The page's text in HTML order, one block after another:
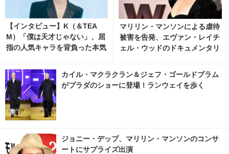
【インタビュー】K（＆TEA
M）「僕は天才じゃない」、屈
指の人気キャラを背負った本気
nemacafe.net
マリリン・マンソンによる虐待
被害を告発、エヴァン・レイチ
ェル・ウッドのドキュメンタリ
カイル・マクラクラン＆ジェフ・ゴールドブラム
がプラダのショーに登場！ランウェイを歩く
ジョニー・デップ、マリリン・マンソンのコンサ
ートにサプライズ出演